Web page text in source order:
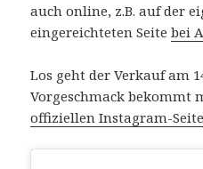
auch online, z.B. auf der
eingereichteten Seitebei
Los geht der Verkauf am
Vorgeschmack bekommt
offiziellen Instagram-